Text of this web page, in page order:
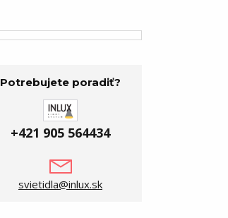
Potrebujete poradiť?
+421 905 564434
svietidla@inlux.sk